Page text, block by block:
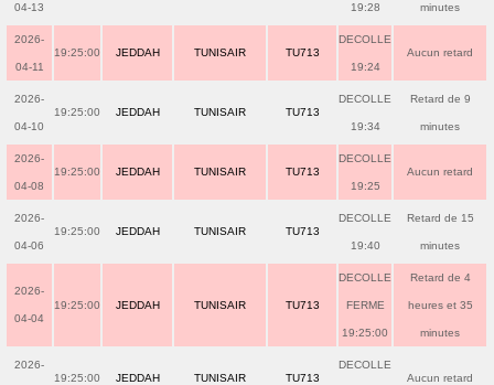
04-13 19:28 minutes
2026-
04-11
19:25:00 JEDDAH TUNISAIR TU713
DECOLLE
19:24
Aucun retard
2026-
04-10
19:25:00 JEDDAH TUNISAIR TU713
DECOLLE
19:34
Retard de 9
minutes
2026-
04-08
19:25:00 JEDDAH TUNISAIR TU713
DECOLLE
19:25
Aucun retard
2026-
04-06
19:25:00 JEDDAH TUNISAIR TU713
DECOLLE
19:40
Retard de 15
minutes
2026-
04-04
19:25:00 JEDDAH TUNISAIR TU713
DECOLLE
FERME
19:25:00
Retard de 4
heures et 35
minutes
2026-
19:25:00 JEDDAH TUNISAIR TU713
DECOLLE
Aucun retard